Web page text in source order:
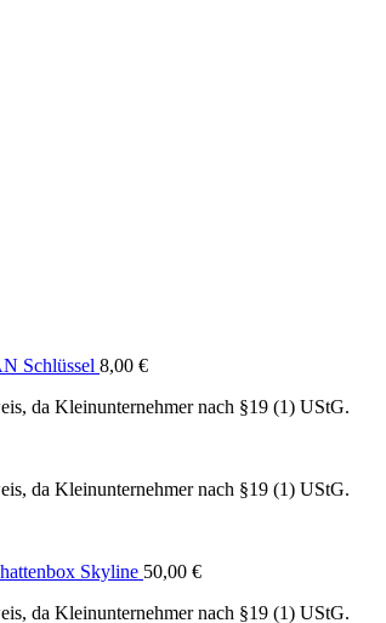
Schlüssel 8,00 €
da Kleinunternehmer nach §19 (1) UStG.
da Kleinunternehmer nach §19 (1) UStG.
Skyline 50,00 €
da Kleinunternehmer nach §19 (1) UStG.